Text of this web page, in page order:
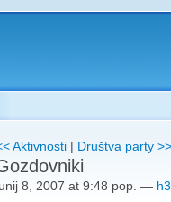
Aktivnosti | Društva party >>
8, 2007 at 9:48 pop. —